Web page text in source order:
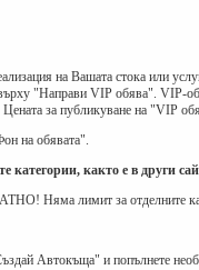
на Вашата стока или
"Направи VIP обява". VIP-
Цената за публикуване на "VIP
на обявата".
както е в други
Няма лимит за отделните
Автокъща" и попълнете